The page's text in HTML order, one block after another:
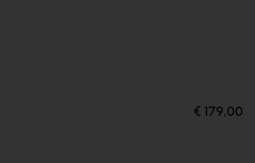
€ 179,00